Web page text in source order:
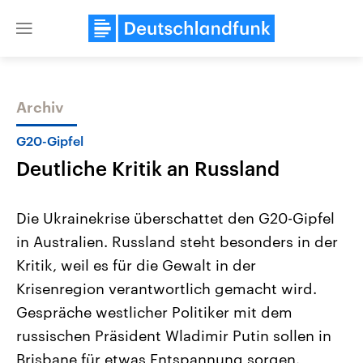
Close
Themen
Landtagswahl Sachsen-Anhalt
2026
Alle Informationen
Sachsen-Anhalt wählt am 6.
September 2026 einen neuen
Bundesland von einer Koalition aus
Aktuelle Beiträge,
Hintergründe
Wirtschaftlich und
gehören die Vereinigten
mit großem Einfluss auf
Archiv
G20-Gipfel
Deutliche Kritik an Russland
Die Ukrainekrise überschattet den G20-Gipfel
in Australien. Russland steht besonders in der
Kritik, weil es für die Gewalt in der
Krisenregion verantwortlich gemacht wird.
Gespräche westlicher Politiker mit dem
russischen Präsident Wladimir Putin sollen in
Brisbane für etwas Entspannung sorgen.